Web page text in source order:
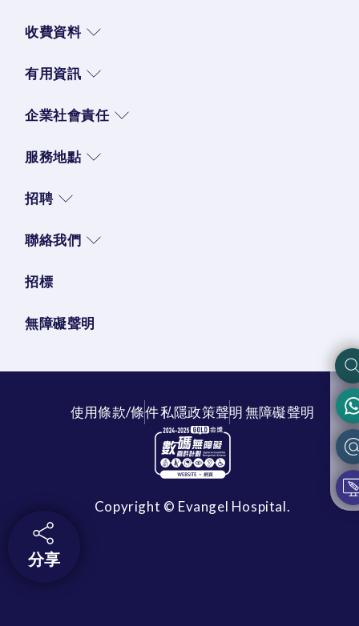
收費資料
有用資訊
企業社會責任
服務地點
招聘
聯絡我們
招標
無障礙聲明
使用條款/條件私隱政策聲明無障礙聲明
Copyright © Evangel Hospital.
分享